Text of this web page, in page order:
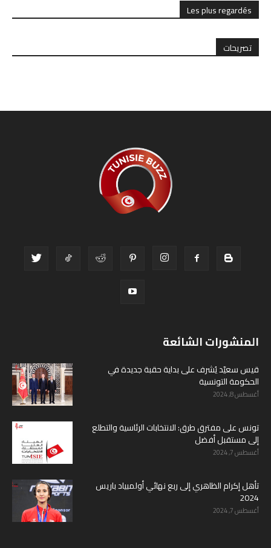
Les plus regardés
تصريحات
المنشورات الشائعة
قيس سعيّد يُشرف على بداية حقبة جديدة في
الحكومة التونسية
أغسطس 8, 2024
تونس على مفترق طرق: الانتخابات الرئاسية والتطلع
إلى مستقبل أفضل
أغسطس 7, 2024
تأهل إكرام الظاهري إلى ربع نهائي أولمبياد باريس
2024
أغسطس 7, 2024